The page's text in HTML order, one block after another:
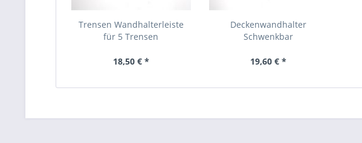
Trensen Wandhalterleiste
für 5 Trensen
18,50 € *
Deckenwandhalter
Schwenkbar
19,60 € *